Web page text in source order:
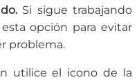
Si sigue trabajando
opción para evitar
problema.
utilice el icono de la